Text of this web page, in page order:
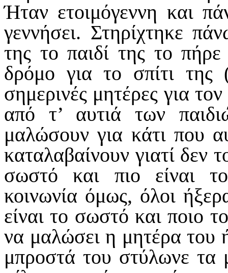
Ήταν ετοιμόγεννη και
γεννήσει. Στηρίχτηκε
της το παιδί της το
δρόμο για το σπίτι της
σημερινές μητέρες για
από τ’ αυτιά των
μαλώσουν για κάτι που
καταλαβαίνουν γιατί δεν
σωστό και πιο είναι
κοινωνία όμως, όλοι
είναι το σωστό και ποιο
να μαλώσει η μητέρα του
μπροστά του στύλωνε τα